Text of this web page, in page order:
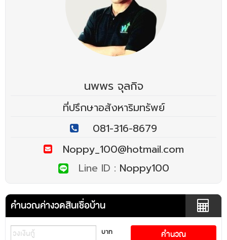
นพพร จุลกิจ
ที่ปรึกษาอสังหาริมทรัพย์
081-316-8679
Noppy_100@hotmail.com
Line ID : Noppy100
คำนวณค่างวดสินเชื่อบ้าน
บาท